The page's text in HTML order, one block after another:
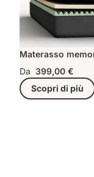
Materasso
Da 399,00 €
Scopri di più